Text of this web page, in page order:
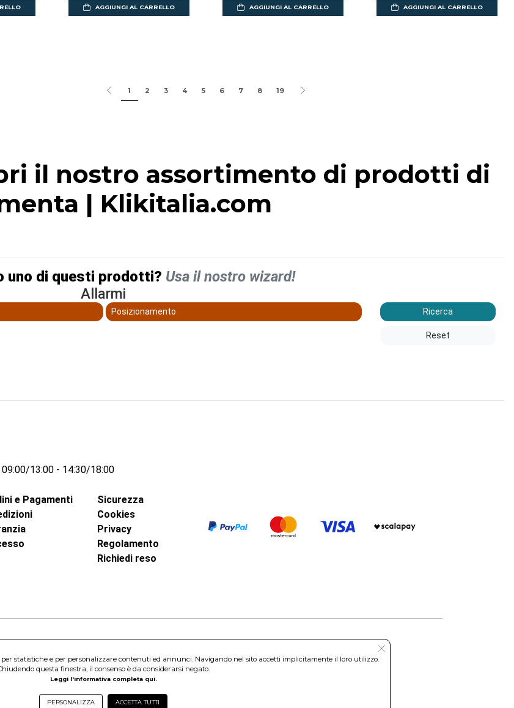
AGGIUNGI AL CARRELLO AGGIUNGI AL CARRELLO AGGIUNGI AL CARRELLO
1 2 3 4 5 6 7 8 19
il nostro assortimento di prodotti di
| Klikitalia.com
uno di questi prodotti? Usa il nostro wizard!
Allarmi
Posizionamento Ricerca
Reset
09:00/13:00 - 14:30/18:00
e Pagamenti
Sicurezza
Cookies
Privacy
Regolamento
Richiedi reso
Monterotondo Scalo (RM)
1.600.000,00 Euro i.v. Iscritto al Registro delle Imprese di Roma REA: RM-535144
Scalo (RM) - Telefono:06.90095358
statistiche e per personalizzare contenuti ed annunci. Navigando nel sito accetti implicitamente il loro utilizzo.
questa finestra, il consenso è da considerarsi negato.
Leggi l'informativa completa qui.
PERSONALIZZA ACCETTA TUTTI